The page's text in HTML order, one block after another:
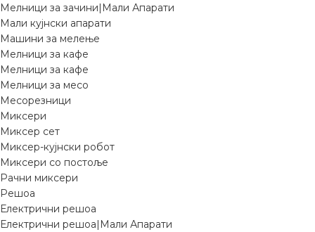
Мелници за зачини|Мали Апарати
Мали кујнски апарати
Машини за мелење
Мелници за кафе
Мелници за кафе
Мелници за месо
Месорезници
Миксери
Миксер сет
Миксер-кујнски робот
Миксери со постоље
Рачни миксери
Решоа
Електрични решоа
Електрични решоа|Мали Апарати